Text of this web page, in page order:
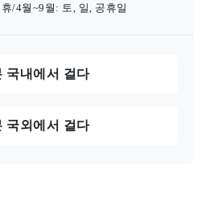
/4월~9월: 토, 일, 공휴일
국내에서 걸다
국외에서 걸다